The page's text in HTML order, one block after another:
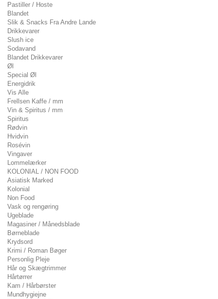
Pastiller / Hoste
Blandet
Slik & Snacks Fra Andre Lande
Drikkevarer
Slush ice
Sodavand
Blandet Drikkevarer
Øl
Special Øl
Energidrik
Vis Alle
Frellsen Kaffe / mm
Vin & Spiritus / mm
Spiritus
Rødvin
Hvidvin
Rosévin
Vingaver
Lommelærker
KOLONIAL / NON FOOD
Asiatisk Marked
Kolonial
Non Food
Vask og rengøring
Ugeblade
Magasiner / Månedsblade
Børneblade
Krydsord
Krimi / Roman Bøger
Personlig Pleje
Hår og Skægtrimmer
Hårtørrer
Kam / Hårbørster
Mundhygiejne